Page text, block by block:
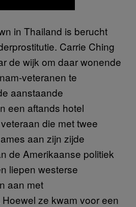
in Thailand is berucht
Carrie Ching
de wijk om daar wonende
veteranen te
aanstaande
een aftands hotel
die met twee
aan zijn zijde
de Amerikaanse politiek
liepen westerse
aan met
ze kwam voor een